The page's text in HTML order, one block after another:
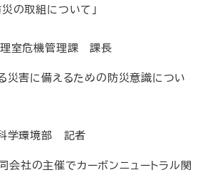
の取組について」
室危機管理課 課長
災害に備えるための防災意識につい
学環境部 記者
会社の主催でカーボンニュートラル関